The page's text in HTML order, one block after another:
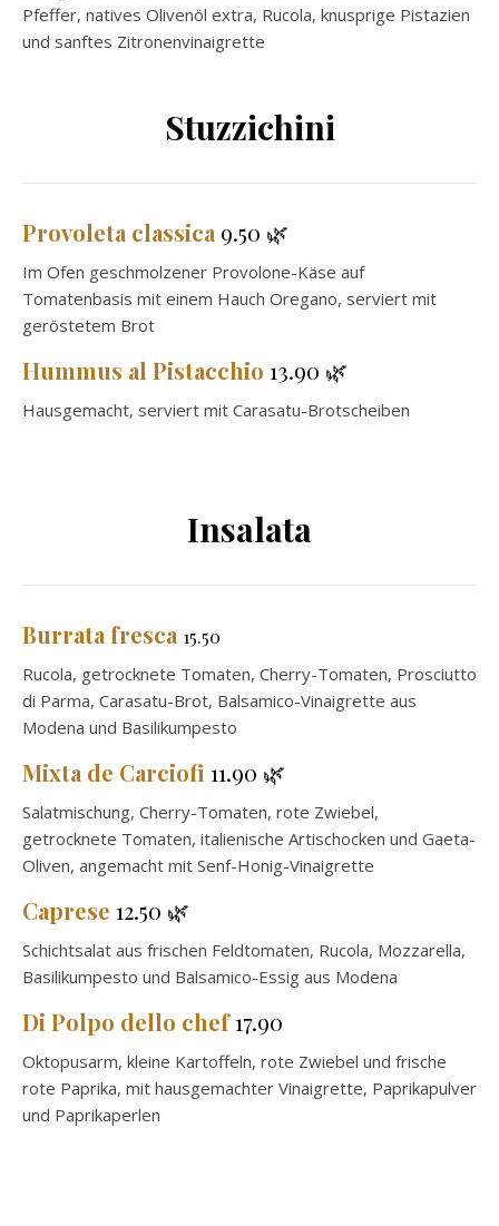
Pfeffer, natives Olivenöl extra, Rucola, knusprige Pistazien
und sanftes Zitronenvinaigrette
Stuzzichini
Provoleta classica 9.50 🌿
Im Ofen geschmolzener Provolone-Käse auf
Tomatenbasis mit einem Hauch Oregano, serviert mit
geröstetem Brot
Hummus al Pistacchio 13.90 🌿
Hausgemacht, serviert mit Carasatu-Brotscheiben
Insalata
Burrata fresca 15.50
Rucola, getrocknete Tomaten, Cherry-Tomaten, Prosciutto
di Parma, Carasatu-Brot, Balsamico-Vinaigrette aus
Modena und Basilikumpesto
Mixta de Carciofi 11.90 🌿
Salatmischung, Cherry-Tomaten, rote Zwiebel,
getrocknete Tomaten, italienische Artischocken und Gaeta-
Oliven, angemacht mit Senf-Honig-Vinaigrette
Caprese 12.50 🌿
Schichtsalat aus frischen Feldtomaten, Rucola, Mozzarella,
Basilikumpesto und Balsamico-Essig aus Modena
Di Polpo dello chef17.90
Oktopusarm, kleine Kartoffeln, rote Zwiebel und frische
rote Paprika, mit hausgemachter Vinaigrette, Paprikapulver
und Paprikaperlen